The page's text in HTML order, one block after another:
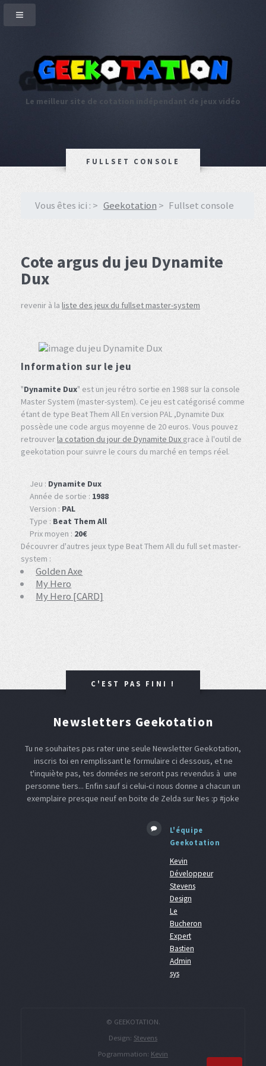
Le meilleur site de cotation indépendant de jeux vidéo
FULLSET CONSOLE
Vous êtes ici : Geekotation Fullset console
Cote argus du jeu Dynamite
Dux
revenir à la liste des jeux du fullset master-system
Information sur le jeu
"Dynamite Dux" est un jeu rétro sortie en 1988 sur la console
Master System (master-system). Ce jeu est catégorisé comme
étant de type Beat Them All En version PAL ,Dynamite Dux
possède une code argus moyenne de 20 euros. Vous pouvez
retrouverla cotation du jour de Dynamite Dux grace à l'outil de
geekotation pour suivre le cours du marché en temps réel.
Jeu : Dynamite Dux
Année de sortie : 1988
Version : PAL
Type : Beat Them All
Prix moyen : 20€
Découvrer d'autres jeux type Beat Them All du full set master-
system :
Golden Axe
My Hero
My Hero [CARD]
C'EST PAS FINI !
Newsletters Geekotation
Tu ne souhaites pas rater une seule Newsletter Geekotation,
inscris toi en remplissant le formulaire ci dessous, et ne
t'inquiète pas, tes données ne seront pas revendus à une
personne tiers... Enfin sauf si celui-ci nous donne a chacun un
exemplaire presque neuf en boite de Zelda sur Nes :p #joke
L'équipe
Geekotation
Kevin
Développeur
Stevens
Design
Le
Bucheron
Expert
Bastien
Admin
sys
© GEEKOTATION.
Design: Stevens
Pogrammation: Kevin